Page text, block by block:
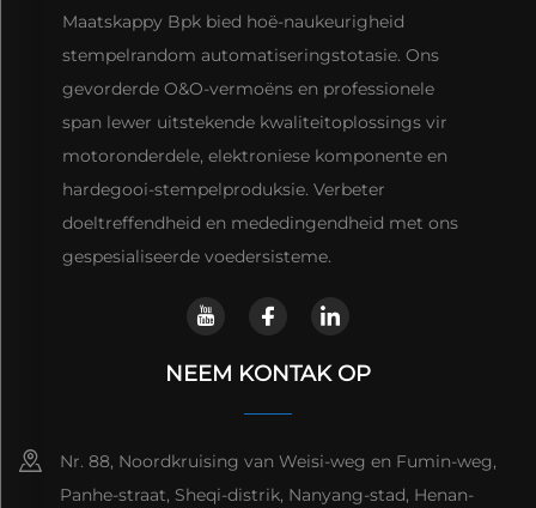
Maatskappy Bpk bied hoë-naukeurigheid
stempelrandom automatiseringstotasie. Ons
gevorderde O&O-vermoëns en professionele
span lewer uitstekende kwaliteitoplossings vir
motoronderdele, elektroniese komponente en
hardegooi-stempelproduksie. Verbeter
doeltreffendheid en mededingendheid met ons
gespesialiseerde voedersisteme.
NEEM KONTAK OP
Nr. 88, Noordkruising van Weisi-weg en Fumin-weg,
Panhe-straat, Sheqi-distrik, Nanyang-stad, Henan-